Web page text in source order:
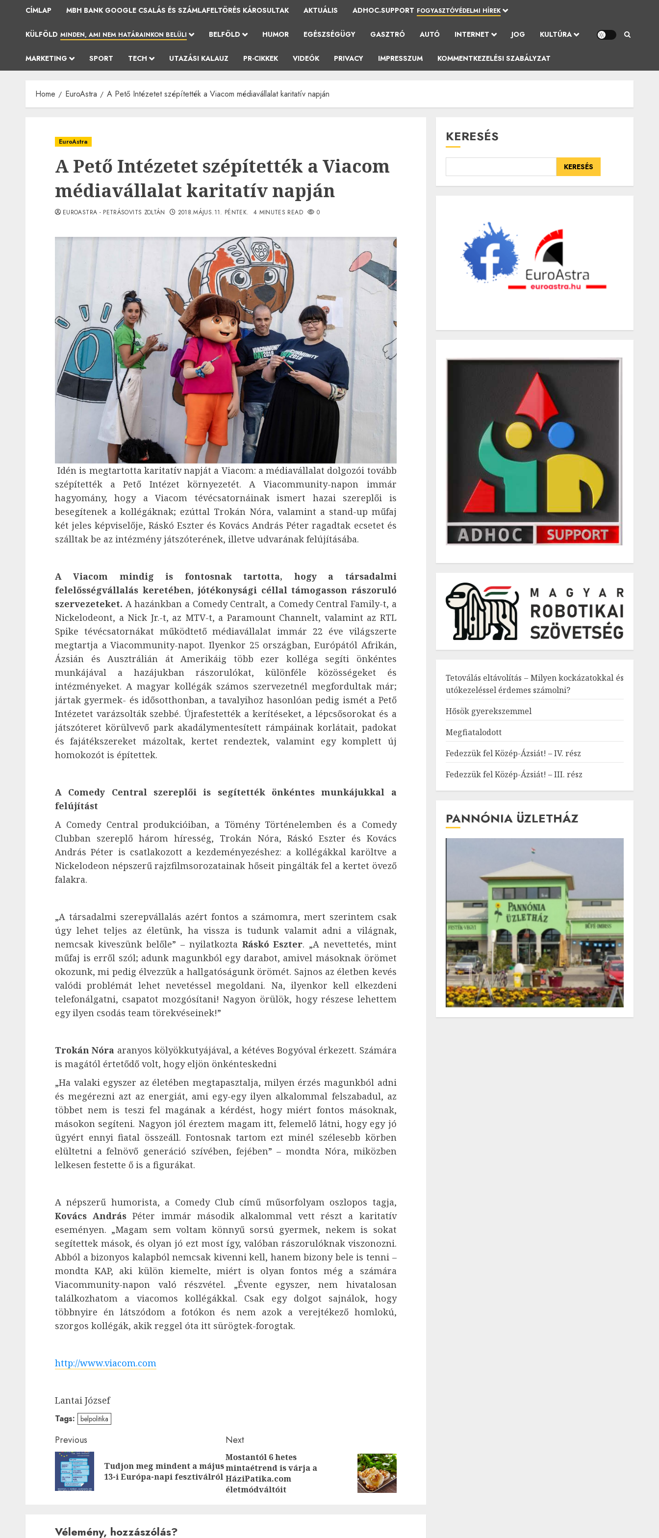
CÍMLAP MBH BANK GOOGLE CSALÁS ÉS SZÁMLAFELTÖRÉS KÁROSULTAK AKTUÁLIS ADHOC.SUPPORT FOGYASZTÓVÉDELMI HÍREK
KÜLFÖLD MINDEN, AMI NEM HATÁRAINKON BELÜLI BELFÖLD HUMOR EGÉSZSÉGÜGY GASZTRÓ AUTÓ INTERNET JOG KULTÚRA
MARKETING SPORT TECH UTAZÁSI KALAUZ PR-CIKKEK VIDEÓK PRIVACY IMPRESSZUM KOMMENTKEZELÉSI SZABÁLYZAT
Home EuroAstra A Pető Intézetet szépítették a Viacom médiavállalat karitatív napján
EuroAstra
A Pető Intézetet szépítették a Viacom
médiavállalat karitatív napján
EUROASTRA - PETRÁSOVITS ZOLTÁN 2018.MÁJUS.11. PÉNTEK. 4 MINUTES READ 0
Idén is megtartotta karitatív napját a Viacom: a médiavállalat dolgozói tovább
szépítették a Pető Intézet környezetét. A Viacommunity-napon immár
hagyomány, hogy a Viacom tévécsatornáinak ismert hazai szereplői is
besegítenek a kollégáknak; ezúttal Trokán Nóra, valamint a stand-up műfaj
két jeles képviselője, Ráskó Eszter és Kovács András Péter ragadtak ecsetet és
szálltak be az intézmény játszóterének, illetve udvarának felújításába.
A Viacom mindig is fontosnak tartotta, hogy a társadalmi
felelősségvállalás keretében, jótékonysági céllal támogasson rászoruló
szervezeteket. A hazánkban a Comedy Centralt, a Comedy Central Family-t, a
Nickelodeont, a Nick Jr.-t, az MTV-t, a Paramount Channelt, valamint az RTL
Spike tévécsatornákat működtető médiavállalat immár 22 éve világszerte
megtartja a Viacommunity-napot. Ilyenkor 25 országban, Európától Afrikán,
Ázsián és Ausztrálián át Amerikáig több ezer kolléga segíti önkéntes
munkájával a hazájukban rászorulókat, különféle közösségeket és
intézményeket. A magyar kollégák számos szervezetnél megfordultak már;
jártak gyermek- és idősotthonban, a tavalyihoz hasonlóan pedig ismét a Pető
Intézetet varázsolták szebbé. Újrafestették a kerítéseket, a lépcsősorokat és a
játszóteret körülvevő park akadálymentesített rámpáinak korlátait, padokat
és fajátékszereket mázoltak, kertet rendeztek, valamint egy komplett új
homokozót is építettek.
A Comedy Central szereplői is segítették önkéntes munkájukkal a
felújítást
A Comedy Central produkcióiban, a Tömény Történelemben és a Comedy
Clubban szereplő három híresség, Trokán Nóra, Ráskó Eszter és Kovács
András Péter is csatlakozott a kezdeményezéshez: a kollégákkal karöltve a
Nickelodeon népszerű rajzfilmsorozatainak hőseit pingálták fel a kertet övező
falakra.
„A társadalmi szerepvállalás azért fontos a számomra, mert szerintem csak
úgy lehet teljes az életünk, ha vissza is tudunk valamit adni a világnak,
nemcsak kiveszünk belőle” – nyilatkozta Ráskó Eszter. „A nevettetés, mint
műfaj is erről szól; adunk magunkból egy darabot, amivel másoknak örömet
okozunk, mi pedig élvezzük a hallgatóságunk örömét. Sajnos az életben kevés
valódi problémát lehet nevetéssel megoldani. Na, ilyenkor kell elkezdeni
telefonálgatni, csapatot mozgósítani! Nagyon örülök, hogy részese lehettem
egy ilyen csodás team törekvéseinek!”
Trokán Nóra aranyos kölyökkutyájával, a kétéves Bogyóval érkezett. Számára
is magától értetődő volt, hogy eljön önkénteskedni
„Ha valaki egyszer az életében megtapasztalja, milyen érzés magunkból adni
és megérezni azt az energiát, ami egy-egy ilyen alkalommal felszabadul, az
többet nem is teszi fel magának a kérdést, hogy miért fontos másoknak,
másokon segíteni. Nagyon jól éreztem magam itt, felemelő látni, hogy egy jó
ügyért ennyi fiatal összeáll. Fontosnak tartom ezt minél szélesebb körben
elültetni a felnövő generáció szívében, fejében” – mondta Nóra, miközben
lelkesen festette ő is a figurákat.
A népszerű humorista, a Comedy Club című műsorfolyam oszlopos tagja,
Kovács András Péter immár második alkalommal vett részt a karitatív
eseményen. „Magam sem voltam könnyű sorsú gyermek, nekem is sokat
segítettek mások, és olyan jó ezt most így, valóban rászorulóknak viszonozni.
Abból a bizonyos kalapból nemcsak kivenni kell, hanem bizony bele is tenni –
mondta KAP, aki külön kiemelte, miért is olyan fontos még a számára
Viacommunity-napon való részvétel. „Évente egyszer, nem hivatalosan
találkozhatom a viacomos kollégákkal. Csak egy dolgot sajnálok, hogy
többnyire én látszódom a fotókon és nem azok a verejtékező homlokú,
szorgos kollégák, akik reggel óta itt sürögtek-forogtak.
http://www.viacom.com
Lantai József
Tags: belpolitika
Post
navigation
Previous
Previous
post:
Tudjon meg mindent a május
13-i Európa-napi fesztiválról
Next
Next
post:
Mostantól 6 hetes
mintaétrend is várja a
HáziPatika.com
életmódváltóit
Vélemény, hozzászólás?
KERESÉS
KERESÉS
Tetoválás eltávolítás – Milyen kockázatokkal és
utókezeléssel érdemes számolni?
Hősök gyerekszemmel
Megfiatalodott
Fedezzük fel Közép-Ázsiát! – IV. rész
Fedezzük fel Közép-Ázsiát! – III. rész
PANNÓNIA ÜZLETHÁZ